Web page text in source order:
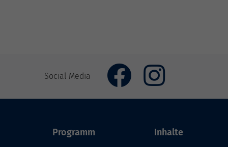
Social Media
Programm Inhalte